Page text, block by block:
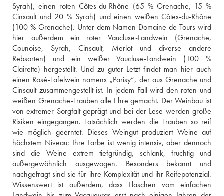
Syrah), einen roten Côtes-du-Rhône (65 % Grenache, 15 %
Cinsault und 20 % Syrah) und einen weißen Côtes-du-Rhône
(100 % Grenache). Unter dem Namen Domaine de Tours wird
hier außerdem ein roter Vaucluse-Landwein (Grenache,
Counoise, Syrah, Cinsault, Merlot und diverse andere
Rebsorten) und ein weißer Vaucluse-Landwein (100 %
Clairette) hergestellt. Und zu guter Letzt findet man hier auch
einen Rosé-Tafelwein namens „Parisy“, der aus Grenache und
Cinsault zusammengestellt ist. In jedem Fall wird den roten und
weißen Grenache-Trauben alle Ehre gemacht. Der Weinbau ist
von extremer Sorgfalt geprägt und bei der Lese werden große
Risiken eingegangen. Tatsächlich werden die Trauben so reif
wie möglich geerntet. Dieses Weingut produziert Weine auf
höchstem Niveau: Ihre Farbe ist wenig intensiv, aber dennoch
sind die Weine extrem tiefgründig, schlank, fruchtig und
außergewöhnlich ausgewogen. Besonders bekannt und
nachgefragt sind sie für ihre Komplexität und ihr Reifepotenzial.
Wissenswert ist außerdem, dass Flaschen vom einfachen